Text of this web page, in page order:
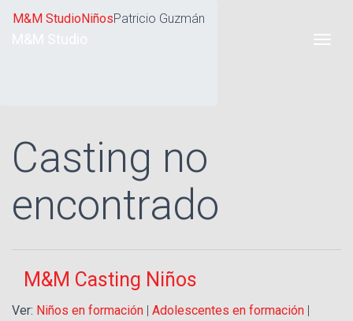
M&M StudioNiñosPatricio Guzmán
Casting no
encontrado
M&M Casting Niños
Ver: Niños en formación | Adolescentes en formación |